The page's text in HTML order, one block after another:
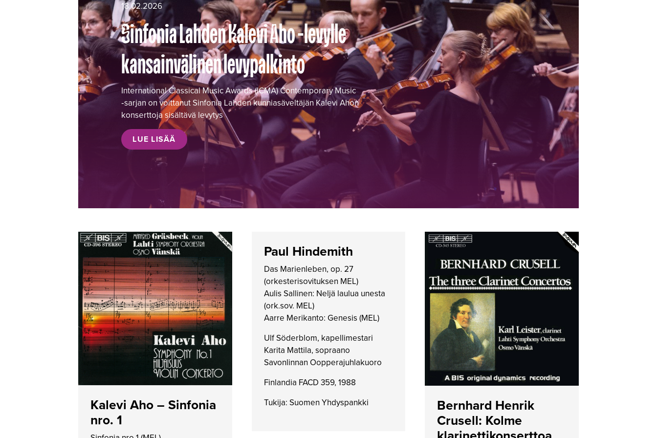
18.02.2026
Sinfonia Lahden Kalevi Aho -levylle
kansainvälinen levypalkinto
International Classical Music Awards (ICMA) Contemporary Music
‑sarjan on voittanut Sinfonia Lahden kunniasäveltäjän Kalevi Ahon
konserttoja sisältävä levytys
LUE LISÄÄ
Kalevi Aho – Sinfonia
nro. 1
Paul Hindemith
Das Marienleben, op. 27
(orkesterisovituksen MEL)
Aulis Sallinen: Neljä laulua unesta
(ork.sov. MEL)
Aarre Merikanto: Genesis (MEL)
Ulf Söderblom, kapellimestari
Karita Mattila, sopraano
Savonlinnan Oopperajuhlakuoro
Finlandia FACD 359, 1988
Tukija: Suomen Yhdyspankki
Bernhard Henrik
Crusell: Kolme